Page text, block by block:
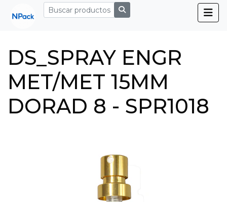
DS_SPRAY ENGR
MET/MET 15MM
DORAD 8 - SPR1018